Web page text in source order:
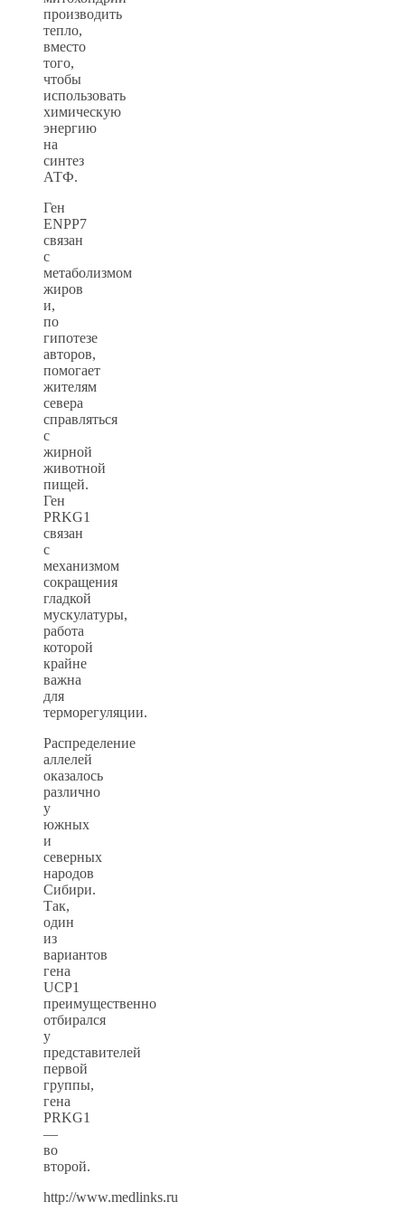
производить
тепло,
вместо
того,
чтобы
использовать
химическую
энергию
на
синтез
АТФ.
Ген
ENPP7
связан
с
метаболизмом
жиров
и,
по
гипотезе
авторов,
помогает
жителям
севера
справляться
с
жирной
животной
пищей.
Ген
PRKG1
связан
с
механизмом
сокращения
гладкой
мускулатуры,
работа
которой
крайне
важна
для
терморегуляции.
Распределение
аллелей
оказалось
различно
у
южных
и
северных
народов
Сибири.
Так,
один
из
вариантов
гена
UCP1
преимущественно
отбирался
у
представителей
первой
группы,
гена
PRKG1
—
во
второй.
http://www.medlinks.ru